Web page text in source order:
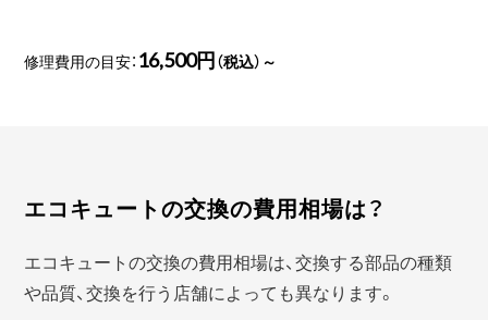
修理費用の目安： 16,500円（税込）～
エコキュートの交換の費用相場は？
エコキュートの交換の費用相場は、交換する部品の種類
や品質、交換を行う店舗によっても異なります。